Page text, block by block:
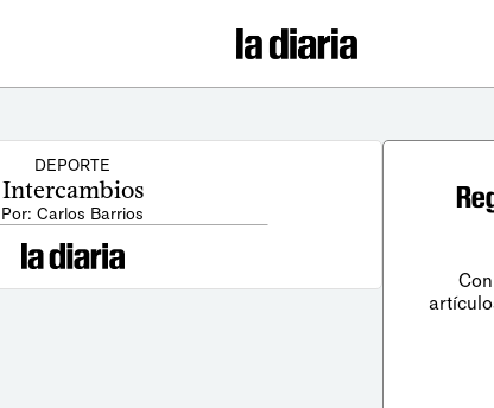
DEPORTE
Intercambios
Por: Carlos Barrios